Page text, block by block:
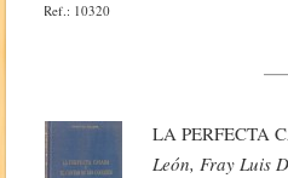
Ref.: 10320
LA PERFECTA
León, Fray Luis